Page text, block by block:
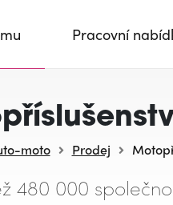
Pracovní
moto Prodej
480 000